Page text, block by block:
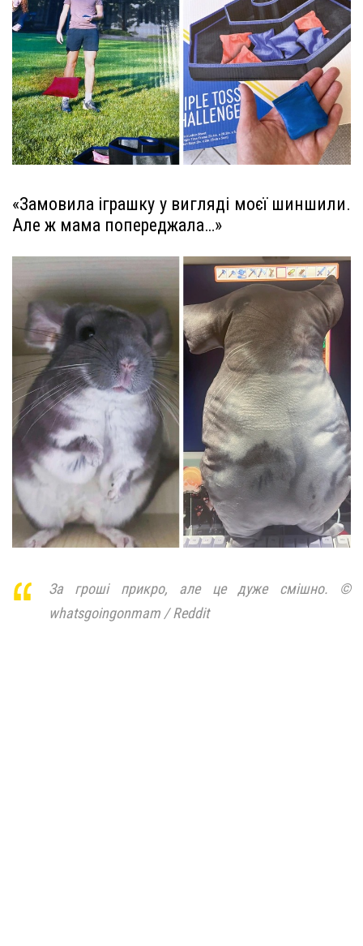
«Замовила іграшку у вигляді моєї шиншили.
Але ж мама попереджала…»
За гроші прикро, але це дуже смішно. ©
whatsgoingonmam / Reddit